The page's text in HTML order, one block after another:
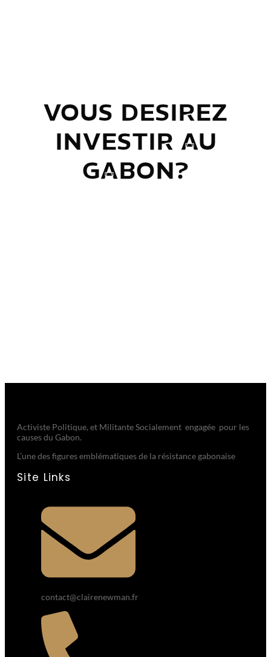
VOUS DESIREZ
INVESTIR AU
GABON?
Activiste Politique, et Militante Socialement engagée pour les
causes du Gabon.
L’une des figures emblématiques de la résistance gabonaise
Site Links
contact@clairenewman.fr